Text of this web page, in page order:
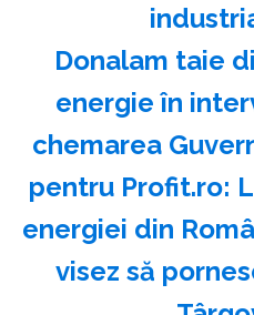
Donalam taie
energie în
chemarea
pentru Profit.ro:
energiei din
visez să